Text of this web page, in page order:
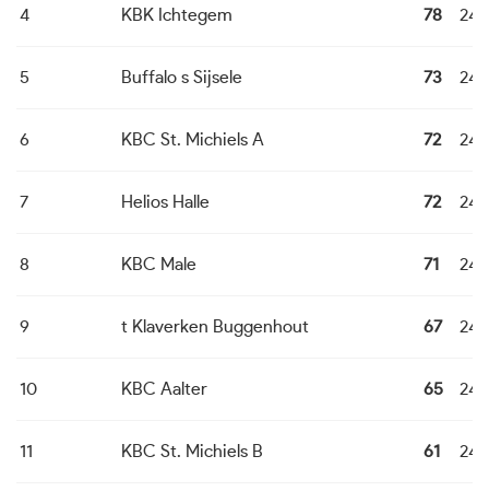
4 KBK Ichtegem 78 24
5 Buffalo s Sijsele 73 24
6 KBC St. Michiels A 72 24
7 Helios Halle 72 24
8 KBC Male 71 24
9 t Klaverken Buggenhout 67 24
10 KBC Aalter 65 24
11 KBC St. Michiels B 61 24